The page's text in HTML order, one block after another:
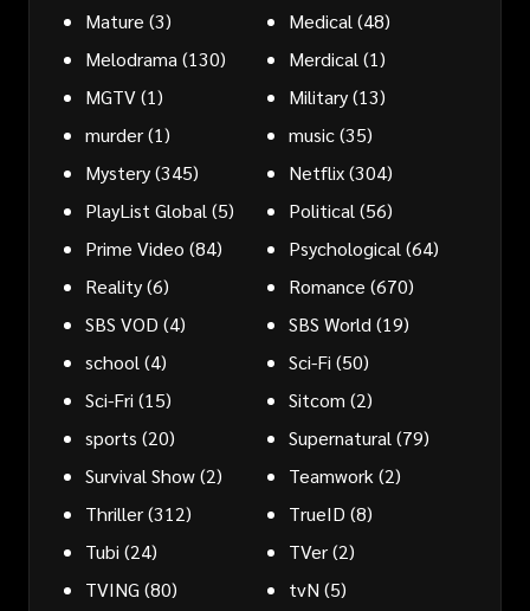
Mature (3) Medical (48)
Melodrama (130) Merdical (1)
MGTV(1) Military(13)
murder(1) music(35)
Mystery(345) Netflix(304)
PlayList Global (5) Political (56)
Prime Video (84) Psychological (64)
Reality(6) Romance (670)
SBS VOD (4) SBS World (19)
school (4) Sci-Fi (50)
Sci-Fri (15) Sitcom (2)
sports (20) Supernatural (79)
Survival Show(2) Teamwork (2)
Thriller(312) TrueID (8)
Tubi (24) TVer(2)
TVING (80) tvN (5)